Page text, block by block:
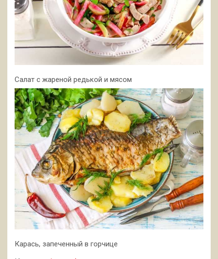
Салат с жареной редькой и мясом
Карась, запеченный в горчице